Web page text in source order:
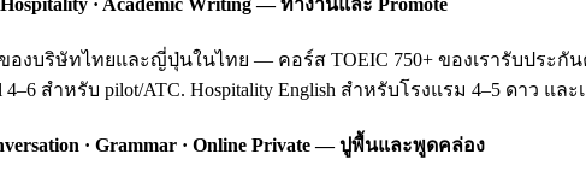
งบริษัทไทยและญี่ปุ่นในไทย — คอร์ส TOEIC 750+ ของเรารับประกันค
4–6 สำหรับ pilot/ATC. Hospitality English สำหรับโรงแรม 4–5 ดาว แ
· Grammar · Online Private — ปูพื้นและพูดคล่อง